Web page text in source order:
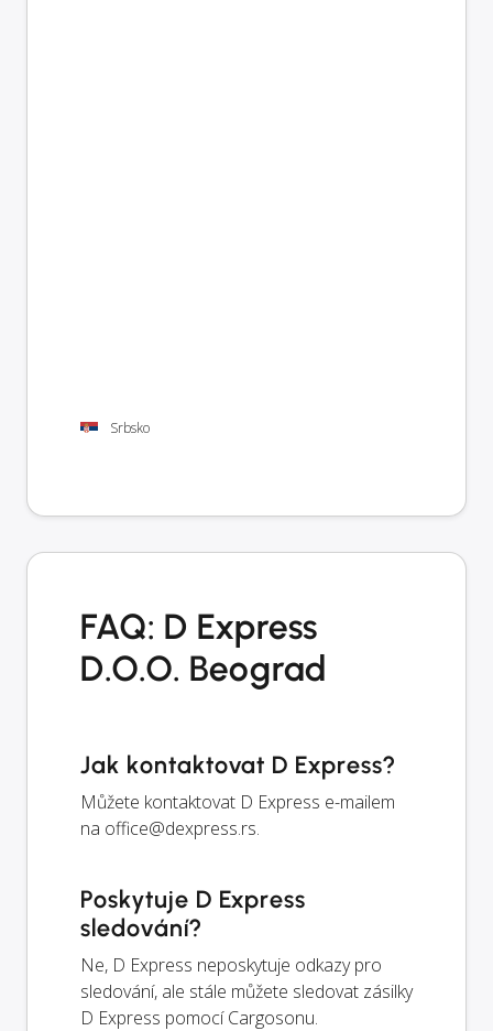
Srbsko
FAQ: D Express
D.O.O. Beograd
Jak kontaktovat D Express?
Můžete kontaktovat D Express e-mailem
na office@dexpress.rs.
Poskytuje D Express
sledování?
Ne, D Express neposkytuje odkazy pro
sledování, ale stále můžete sledovat zásilky
D Express pomocí Cargosonu.